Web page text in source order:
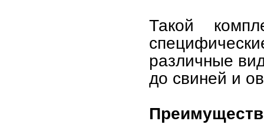
Такой
различные
до свиней и